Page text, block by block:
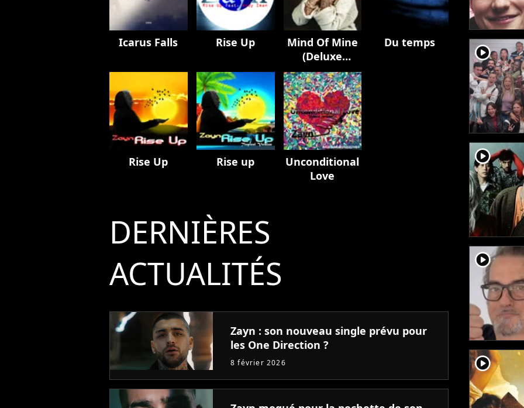
Icarus Falls Rise Up
Mind Of Mine
(Deluxe
Edition)
Du temps
Rise Up Rise up
Unconditional
Love
DERNIÈRES
ACTUALITÉS
Zayn : son nouveau single prévu pour
les One Direction ?
8 février 2026
player2
player2
player2
player2